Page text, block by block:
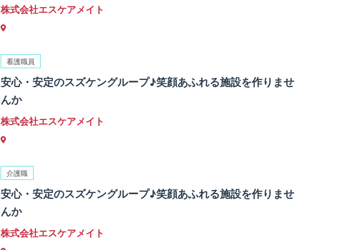
株式会社エスケアメイト
看護職員
安心・安定のスズケングループ♪笑顔あふれる施設を作りませ
んか
株式会社エスケアメイト
介護職
安心・安定のスズケングループ♪笑顔あふれる施設を作りませ
んか
株式会社エスケアメイト